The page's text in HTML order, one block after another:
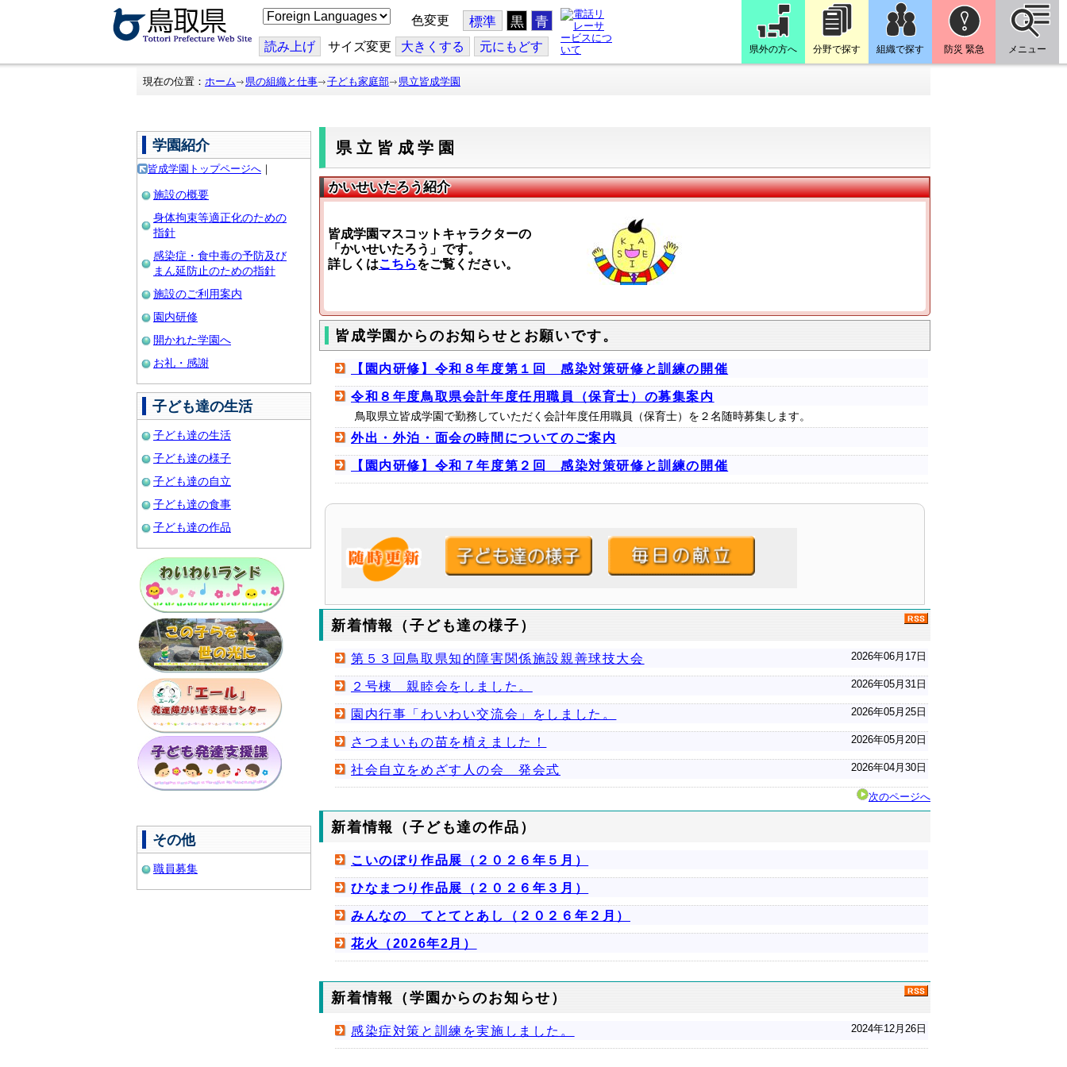
こ
の
ジ
を
翻
色変更 標準 黒 青
読み上げ サイズ変更 大きくする 元にもどす 県外の方へ 分野で探す 組織で探す 防災 緊急 メニュー
現在の位置： ホーム 県の組織と仕事 子ども家庭部 県立皆成学園
学園紹介
皆成学園トップページへ ｜
施設の概要
身体拘束等適正化のための
指針
感染症・食中毒の予防及び
まん延防止のための指針
施設のご利用案内
園内研修
開かれた学園へ
お礼・感謝
子ども達の生活
子ども達の生活
子ども達の様子
子ども達の自立
子ども達の食事
子ども達の作品
その他
職員募集
県立皆成学園
かいせいたろう紹介
皆成学園マスコットキャラクターの
「かいせいたろう」です。
詳しくはこちらをご覧ください。
皆成学園からのお知らせとお願いです。
【園内研修】令和８年度第１回 感染対策研修と訓練の開催
令和８年度鳥取県会計年度任用職員（保育士）の募集案内
鳥取県立皆成学園で勤務していただく会計年度任用職員（保育士）を２名随時募集します。
外出・外泊・面会の時間についてのご案内
【園内研修】令和７年度第２回 感染対策研修と訓練の開催
新着情報（子ども達の様子）
2026年06月17日
第５３回鳥取県知的障害関係施設親善球技大会
2026年05月31日
２号棟 親睦会をしました。
2026年05月25日
園内行事「わいわい交流会」をしました。
2026年05月20日
さつまいもの苗を植えました！
2026年04月30日
社会自立をめざす人の会 発会式
次のページへ
新着情報（子ども達の作品）
こいのぼり作品展（２０２６年５月）
ひなまつり作品展（２０２６年３月）
みんなの てとてとあし（２０２６年２月）
花火（2026年2月）
新着情報（学園からのお知らせ）
2024年12月26日
感染症対策と訓練を実施しました。